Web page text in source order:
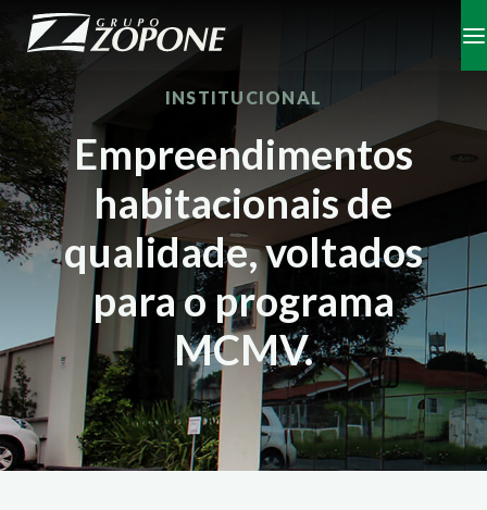
INSTITUCIONAL
Empreendimentos
habitacionais de
qualidade, voltados
para o programa
MCMV.